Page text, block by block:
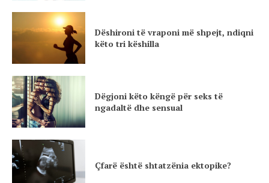
Dëshironi të vraponi më shpejt, ndiqni
këto tri këshilla
Dëgjoni këto këngë për seks të
ngadaltë dhe sensual
Çfarë është shtatzënia ektopike?